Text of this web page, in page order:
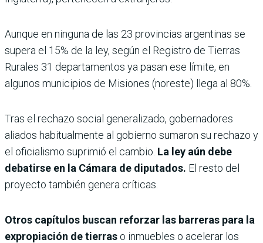
Aunque en ninguna de las 23 provincias argentinas se
supera el 15% de la ley, según el Registro de Tierras
Rurales 31 departamentos ya pasan ese límite, en
algunos municipios de Misiones (noreste) llega al 80%.
Tras el rechazo social generalizado, gobernadores
aliados habitualmente al gobierno sumaron su rechazo y
el oficialismo suprimió el cambio. La ley aún debe
debatirse en la Cámara de diputados. El resto del
proyecto también genera críticas.
Otros capítulos buscan reforzar las barreras para la
expropiación de tierras o inmuebles o acelerar los